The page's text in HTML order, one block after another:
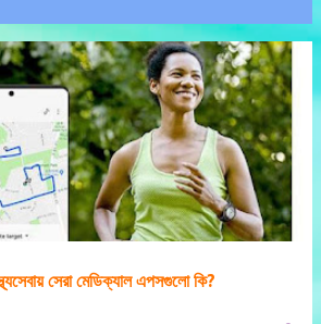
সেরা মেডিক্যাল এপসগুলো কি?